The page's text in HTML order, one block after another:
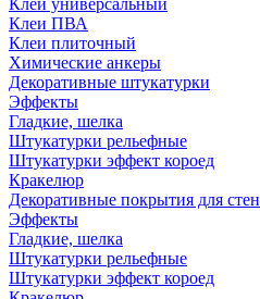
Клей универсальный
Клеи ПВА
Клеи плиточный
Химические анкеры
Декоративные штукатурки
Эффекты
Гладкие, шелка
Штукатурки рельефные
Штукатурки эффект короед
Кракелюр
Декоративные покрытия для стен
Эффекты
Гладкие, шелка
Штукатурки рельефные
Штукатурки эффект короед